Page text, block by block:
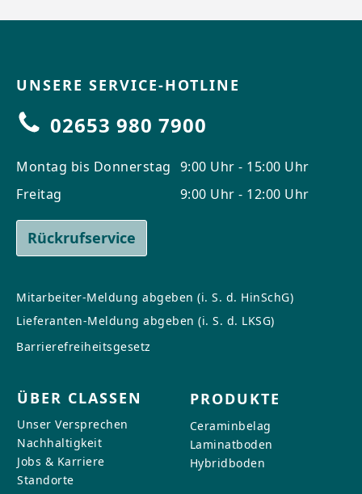
UNSERE SERVICE-HOTLINE
02653 980 7900
Montag bis Donnerstag
Freitag
9:00 Uhr - 15:00 Uhr
9:00 Uhr - 12:00 Uhr
Rückrufservice
Mitarbeiter-Meldung abgeben (i. S. d. HinSchG)
Lieferanten-Meldung abgeben (i. S. d. LKSG)
Barrierefreiheitsgesetz
ÜBER CLASSEN
Unser Versprechen
Nachhaltigkeit
Jobs & Karriere
Standorte
PRODUKTE
Ceraminbelag
Laminatboden
Hybridboden